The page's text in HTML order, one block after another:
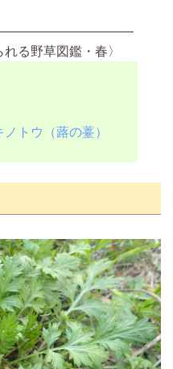
る野草図鑑・春〉
トウ（蕗の薹）